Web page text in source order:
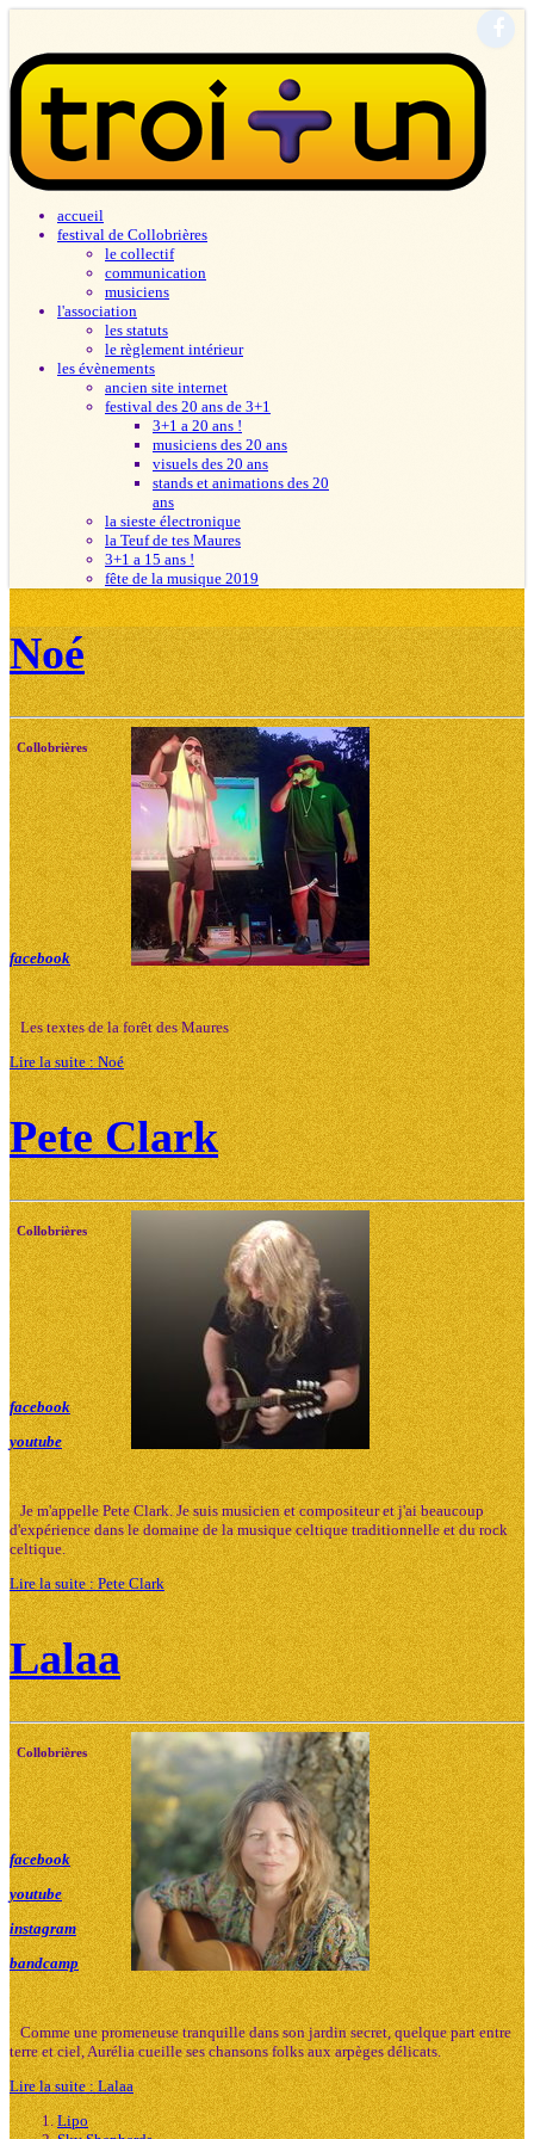
accueil
festival de Collobrières
le collectif
communication
musiciens
l'association
les statuts
le règlement intérieur
les évènements
ancien site internet
festival des 20 ans de 3+1
3+1 a 20 ans !
musiciens des 20 ans
visuels des 20 ans
stands et animations des 20
ans
la sieste électronique
la Teuf de tes Maures
3+1 a 15 ans !
fête de la musique 2019
Noé
Collobrières
facebook
Les textes de la forêt des Maures
Lire la suite : Noé
Pete Clark
Collobrières
facebook
youtube
Je m'appelle Pete Clark. Je suis musicien et compositeur et j'ai beaucoup
d'expérience dans le domaine de la musique celtique traditionnelle et du rock
celtique.
Lire la suite : Pete Clark
Lalaa
Collobrières
facebook
youtube
instagram
bandcamp
Comme une promeneuse tranquille dans son jardin secret, quelque part entre
terre et ciel, Aurélia cueille ses chansons folks aux arpèges délicats.
Lire la suite : Lalaa
Lipo